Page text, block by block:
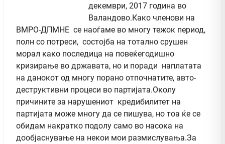
декември, 2017 година во
Валандово.Како членови на
ВМРО-ДПМНЕ се наоѓаме во многу тежок период,
полн со потреси, состојба на тотално срушен
морал како последица на повеќегодишно
кризирање во државата, но и поради наплатата
на данокот од многу порано отпочнатите, авто-
деструктивни процеси во партијата.Околу
причините за нарушениот кредибилитет на
партијата може многу да се пишува, но тоа ќе се
обидам накратко подолу само во насока на
дообјаснување на некои мои размислувања.За